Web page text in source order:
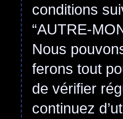
conditions
“AUTRE-
Nous
ferons tout
de vérifier
continuez